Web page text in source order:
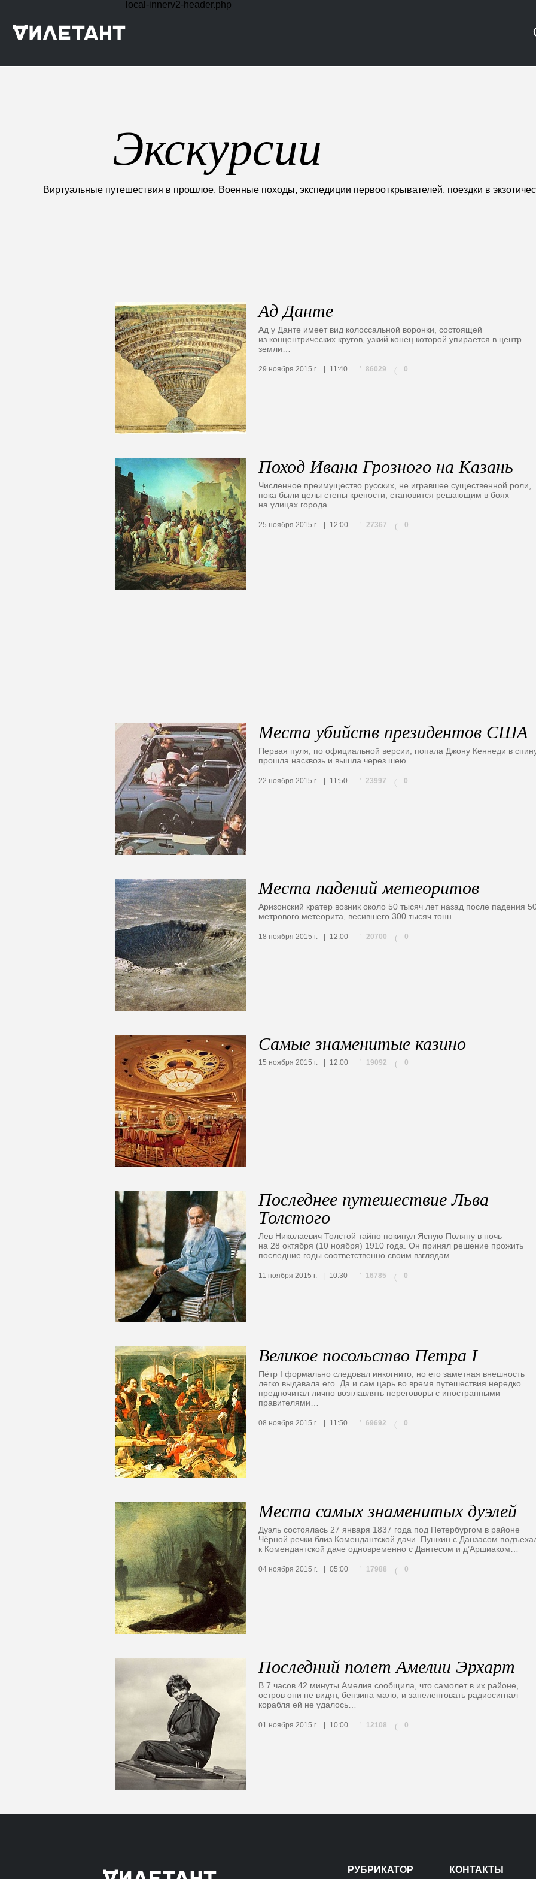
local-innerv2-header.php
Экскурсии
Виртуальные путешествия в прошлое. Военные походы, экспедиции первооткрывателей, поездки в
Ад Данте
Ад у Данте имеет вид колоссальной воронки, состоящей
из концентрических кругов, узкий конец которой упирается в центр
земли…
29 ноября 2015 г. 11:40 86029 ( 0
Поход Ивана Грозного на Казань
Численное преимущество русских, не игравшее существенной роли,
пока были целы стены крепости, становится решающим в боях
на улицах города…
25 ноября 2015 г. 12:00 27367 ( 0
Места убийств президентов США
Первая пуля, по официальной версии, попала Джону Кеннеди в
прошла насквозь и вышла через шею…
22 ноября 2015 г. 11:50 23997 ( 0
Места падений метеоритов
Аризонский кратер возник около 50 тысяч лет назад после падения
метрового метеорита, весившего 300 тысяч тонн…
18 ноября 2015 г. 12:00 20700 ( 0
Самые знаменитые казино
15 ноября 2015 г. 12:00 19092 ( 0
Последнее путешествие Льва
Толстого
Лев Николаевич Толстой тайно покинул Ясную Поляну в ночь
на 28 октября (10 ноября) 1910 года. Он принял решение прожить
последние годы соответственно своим взглядам…
11 ноября 2015 г. 10:30 16785 ( 0
Великое посольство Петра I
Пётр I формально следовал инкогнито, но его заметная внешность
легко выдавала его. Да и сам царь во время путешествия нередко
предпочитал лично возглавлять переговоры с иностранными
правителями…
08 ноября 2015 г. 11:50 69692 ( 0
Места самых знаменитых дуэлей
Дуэль состоялась 27 января 1837 года под Петербургом в районе
Чёрной речки близ Комендантской дачи. Пушкин с Данзасом
к Комендантской даче одновременно с Дантесом и д’Аршиаком…
04 ноября 2015 г. 05:00 17988 ( 0
Последний полет Амелии Эрхарт
В 7 часов 42 минуты Амелия сообщила, что самолет в их районе,
остров они не видят, бензина мало, и запеленговать радиосигнал
корабля ей не удалось…
01 ноября 2015 г. 10:00 12108 ( 0
РУБРИКАТОР КОНТАКТЫ